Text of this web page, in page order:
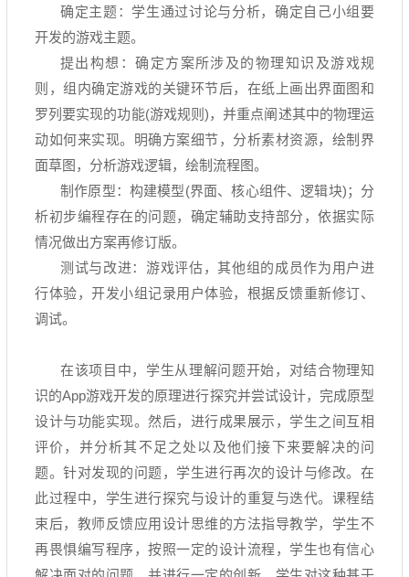
确定主题：学生通过讨论与分析，确定自己小组要
开发的游戏主题。
提出构想：确定方案所涉及的物理知识及游戏规
则，组内确定游戏的关键环节后，在纸上画出界面图和
罗列要实现的功能(游戏规则)，并重点阐述其中的物理运
动如何来实现。明确方案细节，分析素材资源，绘制界
面草图，分析游戏逻辑，绘制流程图。
制作原型：构建模型(界面、核心组件、逻辑块)；分
析初步编程存在的问题，确定辅助支持部分，依据实际
情况做出方案再修订版。
测试与改进：游戏评估，其他组的成员作为用户进
行体验，开发小组记录用户体验，根据反馈重新修订、
调试。
在该项目中，学生从理解问题开始，对结合物理知
识的App游戏开发的原理进行探究并尝试设计，完成原型
设计与功能实现。然后，进行成果展示，学生之间互相
评价，并分析其不足之处以及他们接下来要解决的问
题。针对发现的问题，学生进行再次的设计与修改。在
此过程中，学生进行探究与设计的重复与迭代。课程结
束后，教师反馈应用设计思维的方法指导教学，学生不
再畏惧编写程序，按照一定的设计流程，学生也有信心